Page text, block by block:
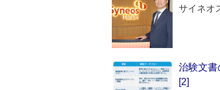
サイネオ
治験文書
[2]